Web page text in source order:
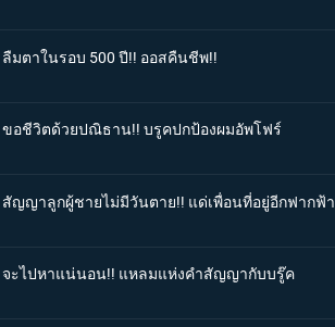
ลืมตาในรอบ 500 ปี!! ออสคืนชีพ!!
ขอชีวิตด้วยปณิธาน!! บรูคปกป้องผมอัพโฟร์
สัญญาลูกผู้ชายไม่มีวันตาย!! แด่เพื่อนที่อยู่อีกฟากฟ้า
จะไปหาแน่นอน!! แหลมแห่งคำสัญญากับบรู๊ค